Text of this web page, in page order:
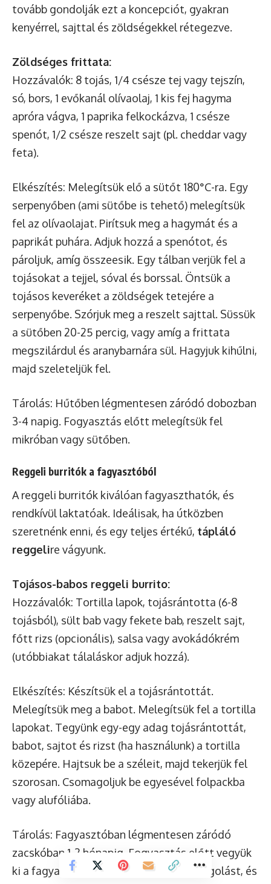
tovább gondolják ezt a koncepciót, gyakran
kenyérrel, sajttal és zöldségekkel rétegezve.
Zöldséges frittata:
Hozzávalók: 8 tojás, 1/4 csésze tej vagy tejszín,
só, bors, 1 evőkanál olívaolaj, 1 kis fej hagyma
apróra vágva, 1 paprika felkockázva, 1 csésze
spenót, 1/2 csésze reszelt sajt (pl. cheddar vagy
feta).
Elkészítés: Melegítsük elő a sütőt 180°C-ra. Egy
serpenyőben (ami sütőbe is tehető) melegítsük
fel az olívaolajat. Pirítsuk meg a hagymát és a
paprikát puhára. Adjuk hozzá a spenótot, és
pároljuk, amíg összeesik. Egy tálban verjük fel a
tojásokat a tejjel, sóval és borssal. Öntsük a
tojásos keveréket a zöldségek tetejére a
serpenyőbe. Szórjuk meg a reszelt sajttal. Süssük
a sütőben 20-25 percig, vagy amíg a frittata
megszilárdul és aranybarnára sül. Hagyjuk kihűlni,
majd szeleteljük fel.
Tárolás: Hűtőben légmentesen záródó dobozban
3-4 napig. Fogyasztás előtt melegítsük fel
mikróban vagy sütőben.
Reggeli burritók a fagyasztóból
A reggeli burritók kiválóan fagyaszthatók, és
rendkívül laktatóak. Ideálisak, ha útközben
szeretnénk enni, és egy teljes értékű, tápláló
reggelire vágyunk.
Tojásos-babos reggeli burrito:
Hozzávalók: Tortilla lapok, tojásrántotta (6-8
tojásból), sült bab vagy fekete bab, reszelt sajt,
főtt rizs (opcionális), salsa vagy avokádókrém
(utóbbiakat tálaláskor adjuk hozzá).
Elkészítés: Készítsük el a tojásrántottát.
Melegítsük meg a babot. Melegítsük fel a tortilla
lapokat. Tegyünk egy-egy adag tojásrántottát,
babot, sajtot és rizst (ha használunk) a tortilla
közepére. Hajtsuk be a széleit, majd tekerjük fel
szorosan. Csomagoljuk be egyesével folpackba
vagy alufóliába.
Tárolás: Fagyasztóban légmentesen záródó
zacskóban 1-2 hónapig. Fogyasztás előtt vegyük
ki a fagyasztóból, távolítsuk el a csomagolást, és